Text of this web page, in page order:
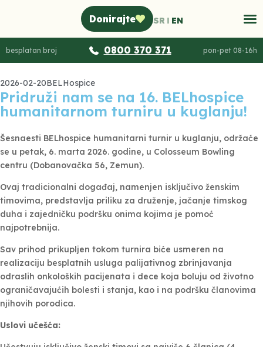
Donirajte SR EN
besplatan broj 0800 370 371 pon-pet 08-16h
2026-02-20BELHospice
Pridruži nam se na 16. BELhospice
humanitarnom turniru u kuglanju!
Šesnaesti BELhospice humanitarni turnir u kuglanju, održaće
se u petak, 6. marta 2026. godine, u Colosseum Bowling
centru (Dobanovačka 56, Zemun).
Ovaj tradicionalni događaj, namenjen isključivo ženskim
timovima, predstavlja priliku za druženje, jačanje timskog
duha i zajedničku podršku onima kojima je pomoć
najpotrebnija.
Sav prihod prikupljen tokom turnira biće usmeren na
realizaciju besplatnih usluga palijativnog zbrinjavanja
odraslih onkoloških pacijenata i dece koja boluju od životno
ograničavajućih bolesti i stanja, kao i na podršku članovima
njihovih porodica.
Uslovi učešća: